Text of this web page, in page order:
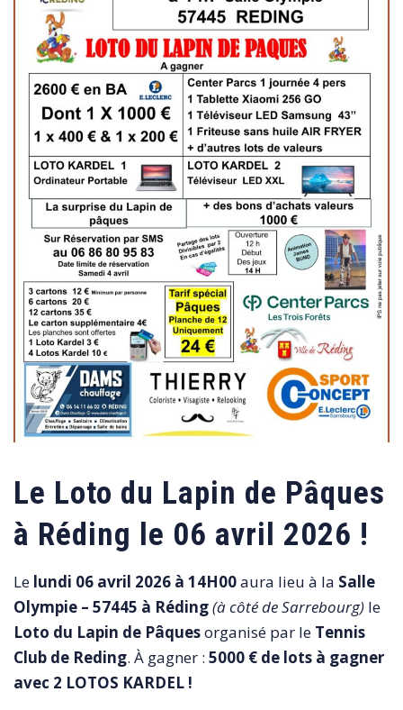
Le Loto du Lapin de Pâques
à Réding le 06 avril 2026 !
Le lundi 06 avril 2026 à 14H00aura lieu à la Salle
Olympie – 57445 à Réding(à côté de Sarrebourg) le
Loto du Lapin de Pâquesorganisé par le Tennis
Club de Reding. À gagner : 5000 € de lots à gagner
avec 2 LOTOS KARDEL !